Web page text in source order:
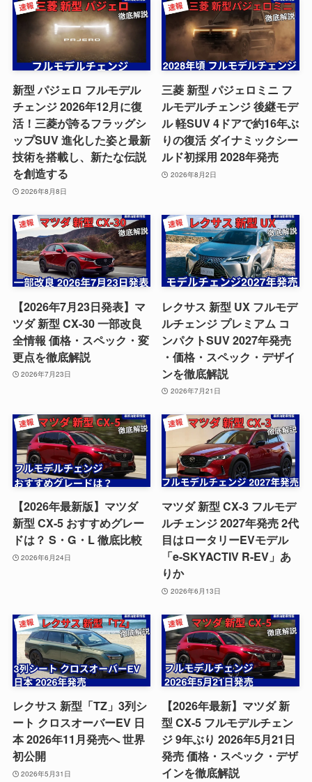
新型 パジェロ フルモデル
チェンジ 2026年12月に復
活！三菱が誇るフラッグシ
ップSUV 進化した姿と最新
技術を搭載し、新たな伝説
を創造する
2026年8月8日
三菱 新型 パジェロミニ フ
ルモデルチェンジ 後継モデ
ル 軽SUV 4ドアで約16年ぶ
りの復活 ダイナミックシー
ルド初採用 2028年発売
2026年8月2日
【2026年7月23日発表】マ
ツダ 新型 CX-30 一部改良
全情報 価格・スペック・変
更点を徹底解説
2026年7月23日
レクサス 新型 UX フルモデ
ルチェンジ プレミアム コ
ンパクトSUV 2027年発売
・価格・スペック・デザイ
ンを徹底解説
2026年7月21日
【2026年最新版】マツダ
新型 CX-5 おすすめグレー
ドは？ S・G・L 徹底比較
2026年6月24日
マツダ 新型 CX-3 フルモデ
ルチェンジ 2027年発売 2代
目はロータリーEVモデル
「e-SKYACTIV R-EV」あ
りか
2026年6月13日
レクサス 新型「TZ」3列シ
ート クロスオーバーEV 日
本 2026年11月発売へ 世界
初公開
2026年5月31日
【2026年最新】マツダ 新
型 CX-5 フルモデルチェン
ジ 9年ぶり 2026年5月21日
発売 価格・スペック・デザ
インを徹底解説